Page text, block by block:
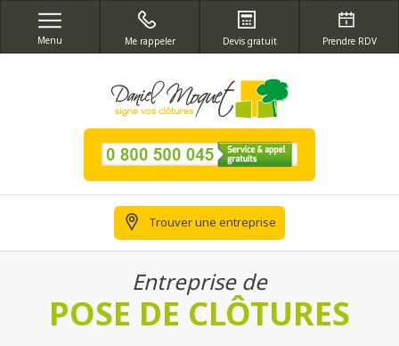
Menu Me rappeler Devis gratuit Prendre RDV
Trouver une entreprise
Entreprise de
POSE DE CLÔTURES